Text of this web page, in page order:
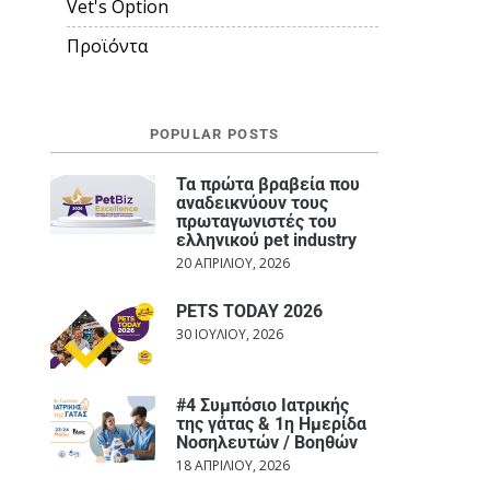
Vet's Option
Προϊόντα
POPULAR POSTS
Τα πρώτα βραβεία που
αναδεικνύουν τους
πρωταγωνιστές του
ελληνικού pet industry
20 ΑΠΡΙΛΊΟΥ, 2026
PETS TODAY 2026
30 ΙΟΥΛΊΟΥ, 2026
#4 Συμπόσιο Ιατρικής
της γάτας & 1η Ημερίδα
Νοσηλευτών / Βοηθών
18 ΑΠΡΙΛΊΟΥ, 2026